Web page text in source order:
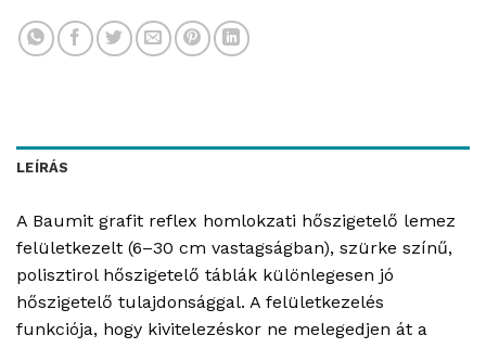
LEÍRÁS
A Baumit grafit reflex homlokzati hőszigetelő lemez
felületkezelt (6–30 cm vastagságban), szürke színű,
polisztirol hőszigetelő táblák különlegesen jó
hőszigetelő tulajdonsággal. A felületkezelés
funkciója, hogy kivitelezéskor ne melegedjen át a